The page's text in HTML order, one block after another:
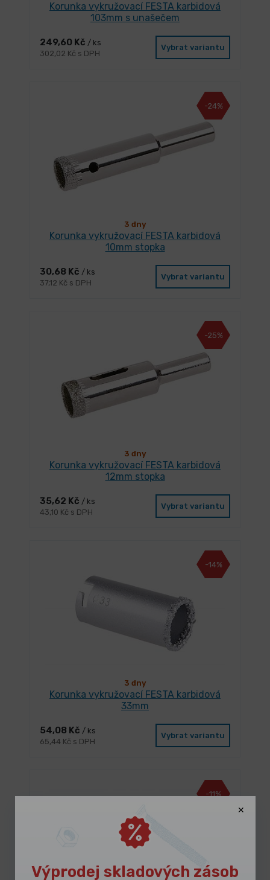
Korunka vykružovací FESTA karbidová
103mm s unašečem
249,60 Kč / ks
302,02 Kč s DPH
Vybrat variantu
-24%
3 dny
Korunka vykružovací FESTA karbidová
10mm stopka
30,68 Kč / ks
37,12 Kč s DPH
Vybrat variantu
-25%
3 dny
Korunka vykružovací FESTA karbidová
12mm stopka
35,62 Kč / ks
43,10 Kč s DPH
Vybrat variantu
-14%
3 dny
Korunka vykružovací FESTA karbidová
33mm
54,08 Kč / ks
65,44 Kč s DPH
Vybrat variantu
-11%
Výprodej skladových zásob